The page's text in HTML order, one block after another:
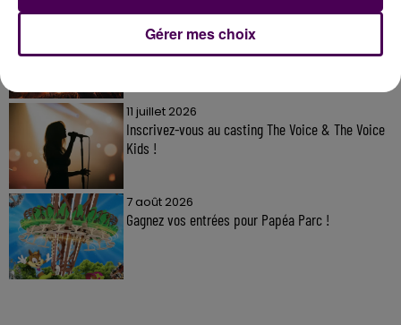
Gagnez vos pass pour le V and B Fest' 2026 !
11 juillet 2026
Inscrivez-vous au casting The Voice & The Voice
Kids !
7 août 2026
Gagnez vos entrées pour Papéa Parc !
Gérer mes choix